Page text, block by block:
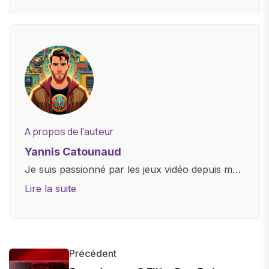
A propos de l'auteur
Yannis Catounaud
Je suis passionné par les jeux vidéo depuis mon
plus jeune âge. Mon amour pour l'univers
et bien d'autres gadgets technologiques. Armé
Lire la suite
Précédent